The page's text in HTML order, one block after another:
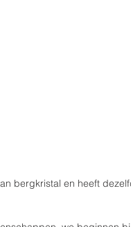
bergkristal en heeft